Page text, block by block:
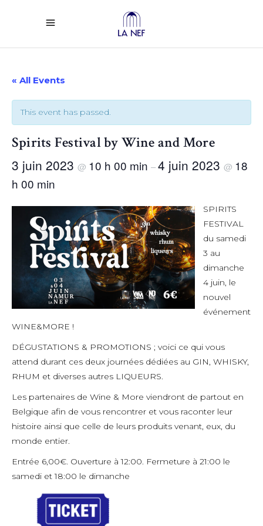
« All Events
This event has passed.
Spirits Festival by Wine and More
3 juin 2023 @ 10 h 00 min –4 juin 2023 @ 18
h 00 min
SPIRITS
FESTIVAL
du samedi
3 au
dimanche
4 juin, le
nouvel
événement
WINE&MORE !
DÉGUSTATIONS & PROMOTIONS ; voici ce qui vous
attend durant ces deux journées dédiées au GIN, WHISKY,
RHUM et diverses autres LIQUEURS.
Les partenaires de Wine & More viendront de partout en
Belgique afin de vous rencontrer et vous raconter leur
histoire ainsi que celle de leurs produits venant, eux, du
monde entier.
Entrée 6,00€. Ouverture à 12:00. Fermeture à 21:00 le
samedi et 18:00 le dimanche